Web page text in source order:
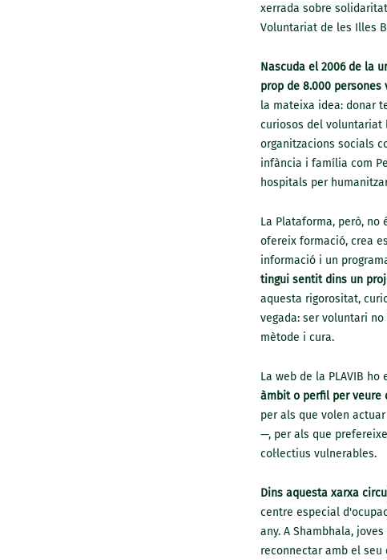
xerrada sobre
Voluntariat de les Illes
Nascuda el 2006 de la
prop de 8.000 persones
la mateixa idea: donar
curiosos del voluntariat
organitzacions socials
infància i família com
hospitals per
La Plataforma, però, no
ofereix formació, crea
informació i un
tingui sentit dins un
aquesta rigorositat,
vegada: ser voluntari
mètode i cura.
La web de la PLAVIB
àmbit o perfil per veure
per als que volen
—, per als que
col·lectius vulnerables.
Dins aquesta xarxa
centre especial
any. A Shambhala,
reconnectar amb el seu